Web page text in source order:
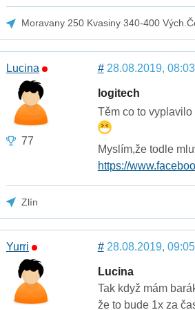
Moravany 250 Kvasiny 340-400
Lucina
77
#28.08.2019, 08:03
logitech
Těm co to
Myslím,že todle
https://
Zlín
Yurri #28.08.2019, 09:05
Lucina
Tak když mám
že to bude 1x za